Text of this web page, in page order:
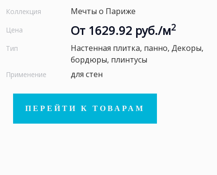
Коллекция Мечты о Париже
Цена От 1629.92 руб./м2
Тип
Настенная плитка, панно, Декоры,
бордюры, плинтусы
Применение для стен
ПЕРЕЙТИ К ТОВАРАМ